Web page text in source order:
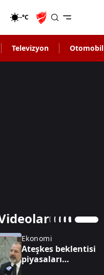
-°C
Televizyon Otomobil
Ekonomi
Ateşkes beklentisi
piyasaları